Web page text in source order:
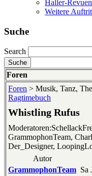
Haller-Revuen
Weitere
Suche
Search
Foren
Foren > Musik, Tanz,
Ragtimebuch
Whistling Rufus
GrammophonTeam,
Der_Designer,
Autor
GrammophonTeam Sa